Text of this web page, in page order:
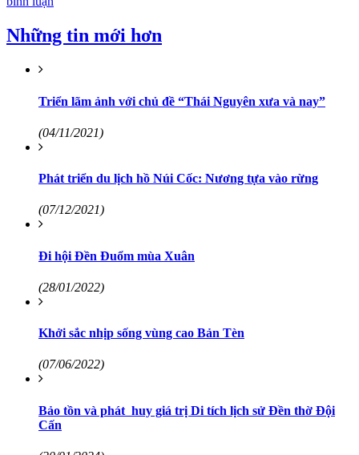
Những tin mới hơn
Triển lãm ảnh với chủ đề “Thái Nguyên xưa và nay”
(04/11/2021)
Phát triển du lịch hồ Núi Cốc: Nương tựa vào rừng
(07/12/2021)
Đi hội Đền Đuổm mùa Xuân
(28/01/2022)
Khởi sắc nhịp sống vùng cao Bản Tèn
(07/06/2022)
Bảo tồn và phát huy giá trị Di tích lịch sử Đền thờ Đội
Cấn